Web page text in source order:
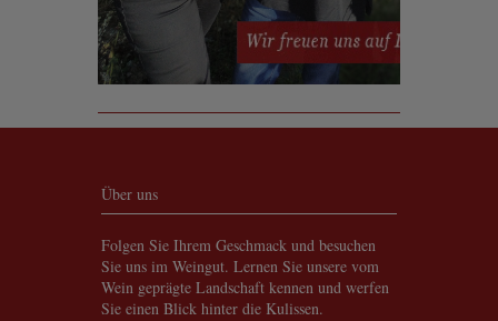
Über uns
Folgen Sie Ihrem Geschmack und besuchen
Sie uns im Weingut. Lernen Sie unsere vom
Wein geprägte Landschaft kennen und werfen
Sie einen Blick hinter die Kulissen.